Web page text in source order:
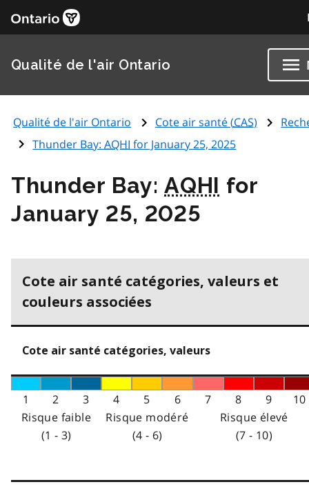
Qualité de l'air Ontario
Qualité de l'air Ontario Cote air santé (CAS)
Thunder Bay:AQHI for January 25, 2025
Thunder Bay:AQHI for
January 25, 2025
Cote air santé catégories, valeurs et
couleurs associées
Cote air santé catégories, valeurs
1 2 3 4 5 6 7 8 9
10
Risque faible
(1 - 3)
Risque modéré
(4 - 6)
Risque élevé
(7 - 10)